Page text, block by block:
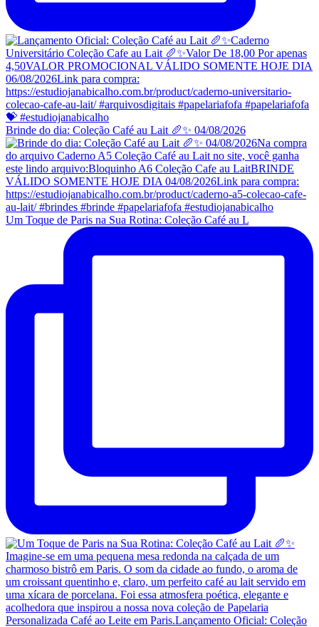
Brinde do dia: Coleção Café au Lait 🥖✨ 04/08/2026
Um Toque de Paris na Sua Rotina: Coleção Café au L